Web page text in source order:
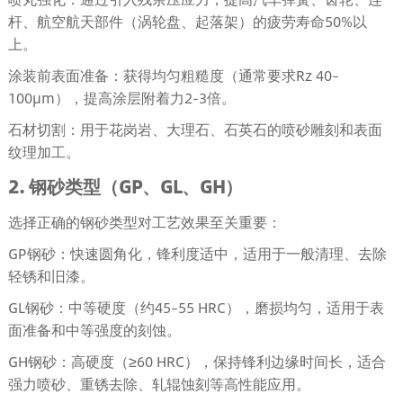
杆、航空航天部件（涡轮盘、起落架）的疲劳寿命50%以
上。
涂装前表面准备：获得均匀粗糙度（通常要求Rz 40–
100µm），提高涂层附着力2-3倍。
石材切割：用于花岗岩、大理石、石英石的喷砂雕刻和表面
纹理加工。
2. 钢砂类型（GP、GL、GH）
选择正确的钢砂类型对工艺效果至关重要：
GP钢砂：快速圆角化，锋利度适中，适用于一般清理、去除
轻锈和旧漆。
GL钢砂：中等硬度（约45–55 HRC），磨损均匀，适用于表
面准备和中等强度的刻蚀。
GH钢砂：高硬度（≥60 HRC），保持锋利边缘时间长，适合
强力喷砂、重锈去除、轧辊蚀刻等高性能应用。